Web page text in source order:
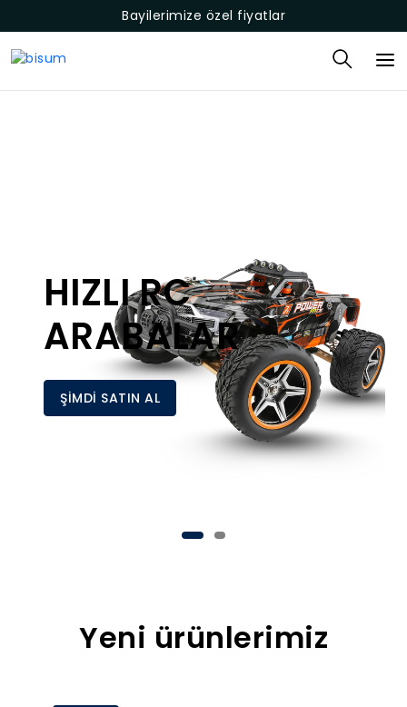
Bayilerimize özel fiyatlar
HIZLI RC
ARABALAR
ŞİMDİ SATIN AL
Yeni ürünlerimiz